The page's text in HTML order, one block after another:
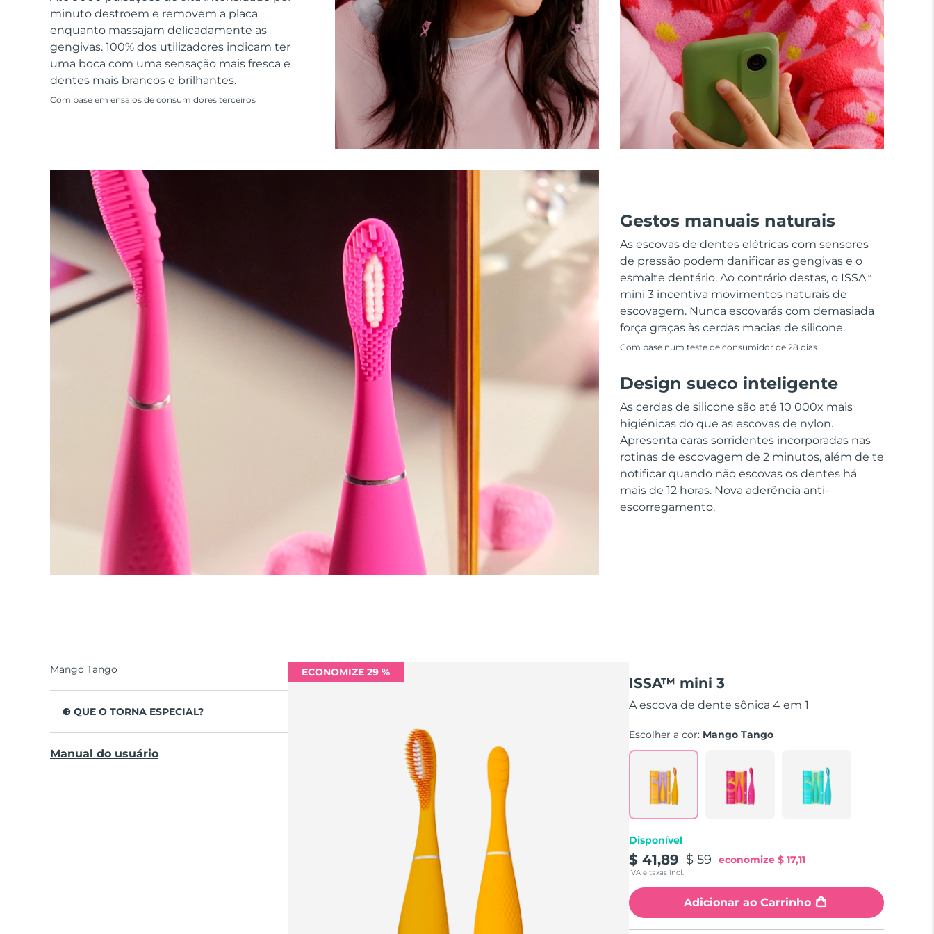
minuto destroem e removem a placa
enquanto massajam delicadamente as
gengivas. 100% dos utilizadores indicam ter
uma boca com uma sensação mais fresca e
dentes mais brancos e brilhantes.
Com base em ensaios de consumidores terceiros
Gestos manuais naturais
As escovas de dentes elétricas com sensores
de pressão podem danificar as gengivas e o
esmalte dentário. Ao contrário destas, o ISSATM
mini 3 incentiva movimentos naturais de
escovagem. Nunca escovarás com demasiada
força graças às cerdas macias de silicone.
Com base num teste de consumidor de 28 dias
Design sueco inteligente
As cerdas de silicone são até 10 000x mais
higiénicas do que as escovas de nylon.
Apresenta caras sorridentes incorporadas nas
rotinas de escovagem de 2 minutos, além de te
notificar quando não escovas os dentes há
mais de 12 horas. Nova aderência anti-
escorregamento.
ECONOMIZE 29 %
ISSA™ mini 3
A escova de dente sônica 4 em 1
Escolher a cor: Mango Tango
Disponível
$ 41,89 $ 59 economize$ 17,11
IVA e taxas incl.
Adicionar ao Carrinho
Mango Tango
O QUE O TORNA ESPECIAL?
oral em geral em 140%.
Manual do usuário
All acne treatment devices
All revitalizing eye massagers
Cuidados de pele KIWI™
Advanced pore care essentials
LUNA™ Dual-Peptide Scalp
Serum
For healthy hair
issa™ Teeth Whitening Gel
18% PAP
Cosméticos Homens
FOREO APP